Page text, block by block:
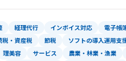
経理代行 インボイス対応
電子帳
税・資産税 節税 ソフトの導入運用支
理美容 サービス 農業・林業・漁業